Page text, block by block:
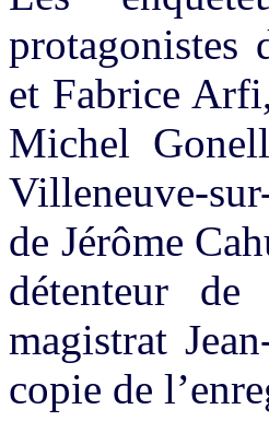
protagonistes
et Fabrice
Michel
Villeneuve-
de Jérôme
détenteur de
magistrat
copie de